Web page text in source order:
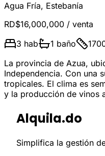
Agua Fría, Estebanía
RD$16,000,000 / venta
3 hab 1 baño
La provincia de Azua,
Independencia. Con una
tropicales. El clima es
y la producción de vinos
Alquila.do
Simplifica la gestión